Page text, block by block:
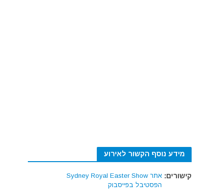
מידע נוסף הקשור לאירוע
קישורים: אתר Sydney Royal Easter Show
הפסטיבל בפייסבוק